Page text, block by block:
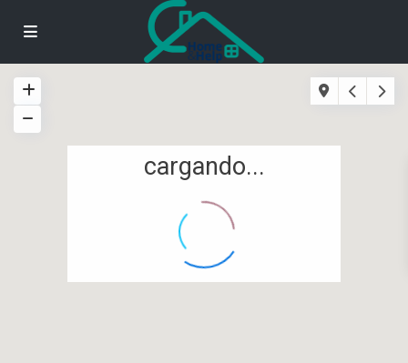
cargando...